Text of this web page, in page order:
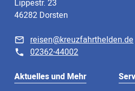
Lippestr. 23
46282 Dorsten
reisen@kreuzfahrthelden.de
02362-44002
Aktuelles und Mehr